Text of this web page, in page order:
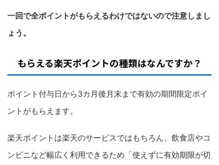
一回で全ポイントがもらえるわけではないので注意しまし
ょう。
もらえる楽天ポイントの種類はなんですか？
ポイント付与日から3カ月後月末まで有効の期間限定ポイ
ントがもらえます。
楽天ポイントは楽天のサービスではもちろん、飲食店やコ
ンビニなど幅広く利用できるため「使えずに有効期限が切